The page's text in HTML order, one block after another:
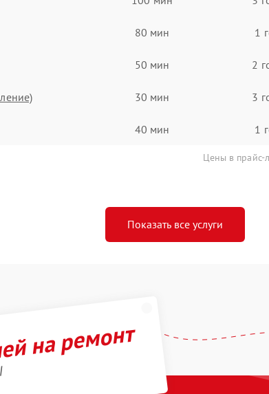
80 мин 1
50 мин 2
30 мин 3
40 мин 1
Цены в прайс-
Показать все услуги
на ремонт